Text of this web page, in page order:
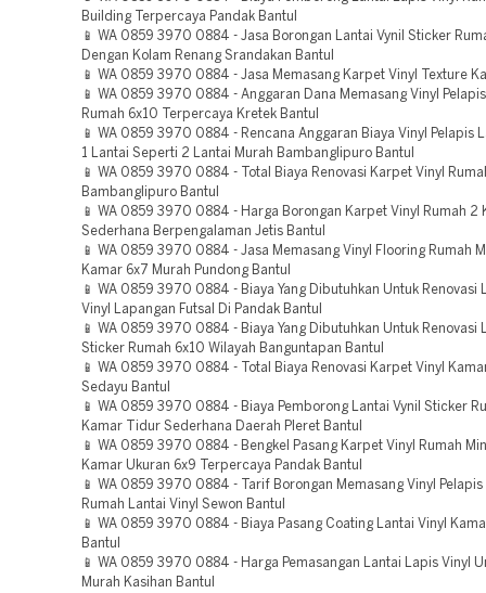
Building Terpercaya Pandak Bantul
📱 WA 0859 3970 0884 - Jasa Borongan Lantai Vynil Sticker
Dengan Kolam Renang Srandakan Bantul
📱 WA 0859 3970 0884 - Jasa Memasang Karpet Vinyl Texture
📱 WA 0859 3970 0884 - Anggaran Dana Memasang Vinyl
Rumah 6x10 Terpercaya Kretek Bantul
📱 WA 0859 3970 0884 - Rencana Anggaran Biaya Vinyl Pelapis
1 Lantai Seperti 2 Lantai Murah Bambanglipuro Bantul
📱 WA 0859 3970 0884 - Total Biaya Renovasi Karpet Vinyl
Bambanglipuro Bantul
📱 WA 0859 3970 0884 - Harga Borongan Karpet Vinyl Rumah 2
Sederhana Berpengalaman Jetis Bantul
📱 WA 0859 3970 0884 - Jasa Memasang Vinyl Flooring Rumah
Kamar 6x7 Murah Pundong Bantul
📱 WA 0859 3970 0884 - Biaya Yang Dibutuhkan Untuk Renovasi
Vinyl Lapangan Futsal Di Pandak Bantul
📱 WA 0859 3970 0884 - Biaya Yang Dibutuhkan Untuk Renovasi
Sticker Rumah 6x10 Wilayah Banguntapan Bantul
📱 WA 0859 3970 0884 - Total Biaya Renovasi Karpet Vinyl
Sedayu Bantul
📱 WA 0859 3970 0884 - Biaya Pemborong Lantai Vynil Sticker
Kamar Tidur Sederhana Daerah Pleret Bantul
📱 WA 0859 3970 0884 - Bengkel Pasang Karpet Vinyl Rumah
Kamar Ukuran 6x9 Terpercaya Pandak Bantul
📱 WA 0859 3970 0884 - Tarif Borongan Memasang Vinyl Pelapis
Rumah Lantai Vinyl Sewon Bantul
📱 WA 0859 3970 0884 - Biaya Pasang Coating Lantai Vinyl
Bantul
📱 WA 0859 3970 0884 - Harga Pemasangan Lantai Lapis Vinyl
Murah Kasihan Bantul